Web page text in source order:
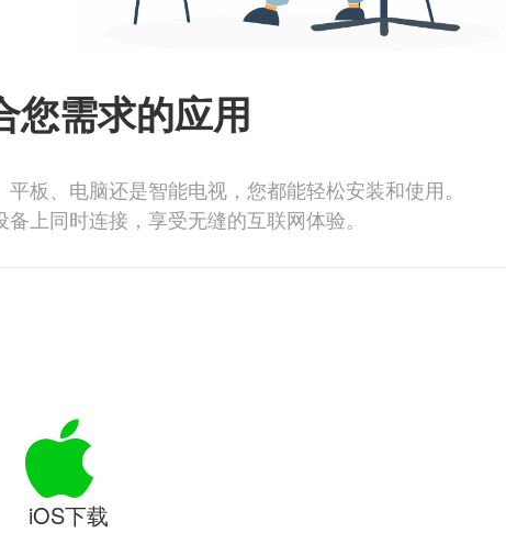
您需求的应用
板、电脑还是智能电视，您都能轻松安装和使用。
上同时连接，享受无缝的互联网体验。
iOS下载